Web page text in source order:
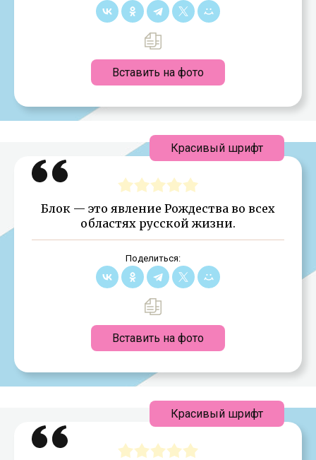
Вставить на фото
Блок — это явление Рождества во всех
областях русской жизни.
Поделиться:
Вставить на фото
Красивый шрифт
Красивый шрифт